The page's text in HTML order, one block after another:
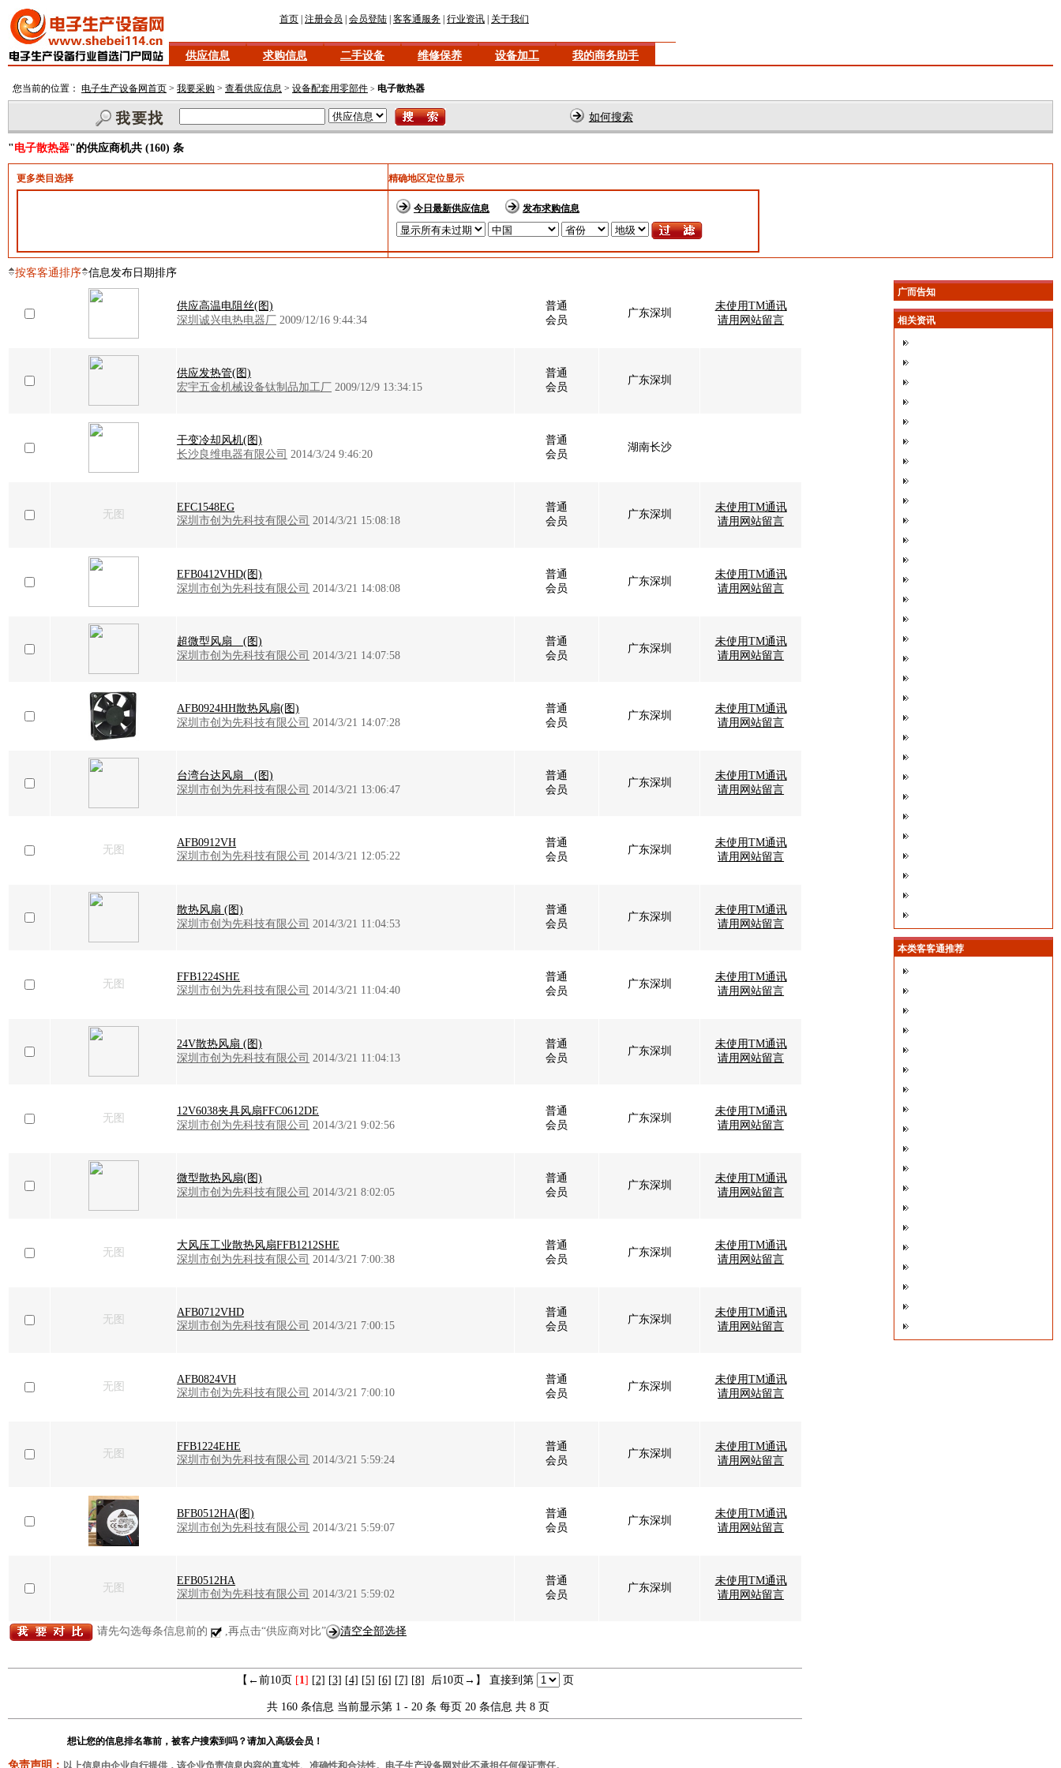
首页 注册会员 会员登陆 客客通服务 行业资讯 关于我们
供应信息 求购信息 二手设备 维修保养 设备加工 我的商务助手
您当前的位置： 电子生产设备网首页 > 我要采购 > 查看供应信息 > 设备配套用零部件 > 电子散热器
如何搜索
"电子散热器"的供应商机共 (160) 条
更多类目选择 精确地区定位显示
今日最新供应信息 发布求购信息
按客客通排序 信息发布日期排序
供应高温电阻丝(图)
深圳诚兴电热电器厂 2009/12/16 9:44:34
普通
会员
广东深圳
未使用TM通讯
请用网站留言
供应发热管(图)
宏宇五金机械设备钛制品加工厂 2009/12/9 13:34:15
普通
会员
广东深圳
干变冷却风机(图)
长沙良维电器有限公司 2014/3/24 9:46:20
普通
会员
湖南长沙
无图
EFC1548EG
深圳市创为先科技有限公司
2014/3/21 15:08:18
普通
会员
广东深圳
未使用TM通讯
请用网站留言
EFB0412VHD(图)
深圳市创为先科技有限公司 2014/3/21 14:08:08
普通
会员
广东深圳
未使用TM通讯
请用网站留言
超微型风扇 (图)
深圳市创为先科技有限公司
2014/3/21 14:07:58
普通
会员
广东深圳
未使用TM通讯
请用网站留言
AFB0924HH散热风扇(图)
深圳市创为先科技有限公司 2014/3/21 14:07:28
普通
会员
广东深圳
未使用TM通讯
请用网站留言
台湾台达风扇 (图)
深圳市创为先科技有限公司
2014/3/21 13:06:47
普通
会员
广东深圳
未使用TM通讯
请用网站留言
无图
AFB0912VH
深圳市创为先科技有限公司 2014/3/21 12:05:22
普通
会员
广东深圳
未使用TM通讯
请用网站留言
散热风扇 (图)
深圳市创为先科技有限公司
2014/3/21 11:04:53
普通
会员
广东深圳
未使用TM通讯
请用网站留言
无图
FFB1224SHE
深圳市创为先科技有限公司 2014/3/21 11:04:40
普通
会员
广东深圳
未使用TM通讯
请用网站留言
24V散热风扇 (图)
深圳市创为先科技有限公司
2014/3/21 11:04:13
普通
会员
广东深圳
未使用TM通讯
请用网站留言
无图
12V6038夹具风扇FFC0612DE
深圳市创为先科技有限公司 2014/3/21 9:02:56
普通
会员
广东深圳
未使用TM通讯
请用网站留言
微型散热风扇(图)
深圳市创为先科技有限公司
2014/3/21 8:02:05
普通
会员
广东深圳
未使用TM通讯
请用网站留言
无图
大风压工业散热风扇FFB1212SHE
深圳市创为先科技有限公司 2014/3/21 7:00:38
普通
会员
广东深圳
未使用TM通讯
请用网站留言
无图
AFB0712VHD
深圳市创为先科技有限公司
2014/3/21 7:00:15
普通
会员
广东深圳
未使用TM通讯
请用网站留言
无图
AFB0824VH
深圳市创为先科技有限公司 2014/3/21 7:00:10
普通
会员
广东深圳
未使用TM通讯
请用网站留言
无图
FFB1224EHE
深圳市创为先科技有限公司
2014/3/21 5:59:24
普通
会员
广东深圳
未使用TM通讯
请用网站留言
BFB0512HA(图)
深圳市创为先科技有限公司 2014/3/21 5:59:07
普通
会员
广东深圳
未使用TM通讯
请用网站留言
无图
EFB0512HA
深圳市创为先科技有限公司
2014/3/21 5:59:02
普通
会员
广东深圳
未使用TM通讯
请用网站留言
请先勾选每条信息前的 ,再点击“供应商对比” 清空全部选择
【←前10页 [1] [2] [3] [4] [5] [6] [7] [8] 后10页→】 直接到第 页
共 160 条信息 当前显示第 1 - 20 条 每页 20 条信息 共 8 页
想让您的信息排名靠前，被客户搜索到吗？请加入高级会员！
广而告知
相关资讯
本类客客通推荐
免责声明： 以上信息由企业自行提供，该企业负责信息内容的真实性、准确性和合法性。电子生产设备网对此不承担任何保证责任。